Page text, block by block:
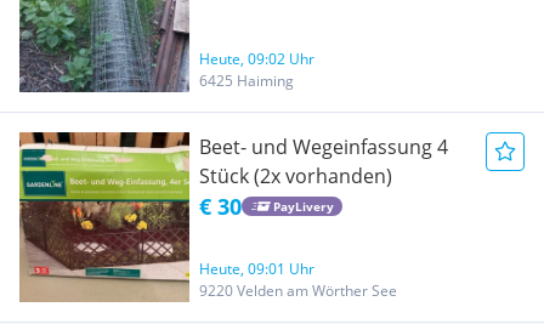
Heute, 09:02 Uhr
6425 Haiming
Beet- und Wegeinfassung 4
Stück (2x vorhanden)
€ 30 PayLivery
Heute, 09:01 Uhr
9220 Velden am Wörther See